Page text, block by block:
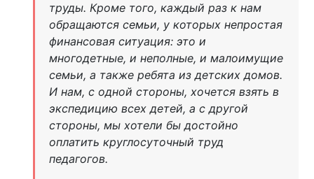
труды. Кроме того, каждый раз к нам
обращаются семьи, у которых непростая
финансовая ситуация: это и
многодетные, и неполные, и малоимущие
семьи, а также ребята из детских домов.
И нам, с одной стороны, хочется взять в
экспедицию всех детей, а с другой
стороны, мы хотели бы достойно
оплатить круглосуточный труд
педагогов.